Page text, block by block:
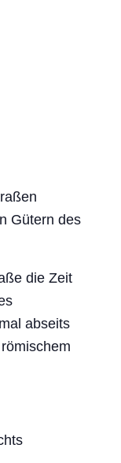
Gütern des
die Zeit
abseits